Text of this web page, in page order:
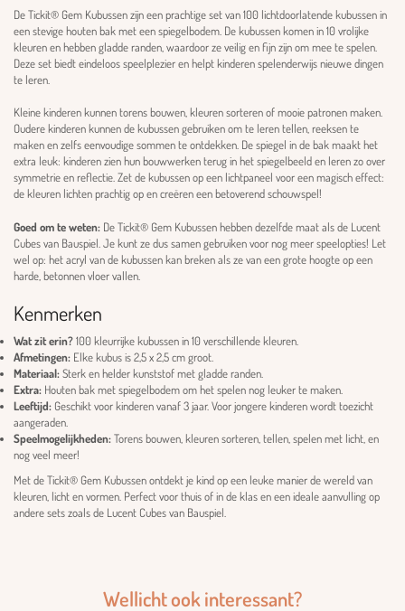
De Tickit® Gem Kubussen zijn een prachtige set van 100 lichtdoorlatende kubussen in
een stevige houten bak met een spiegelbodem. De kubussen komen in 10 vrolijke
kleuren en hebben gladde randen, waardoor ze veilig en fijn zijn om mee te spelen.
Deze set biedt eindeloos speelplezier en helpt kinderen spelenderwijs nieuwe dingen
te leren.
Kleine kinderen kunnen torens bouwen, kleuren sorteren of mooie patronen maken.
Oudere kinderen kunnen de kubussen gebruiken om te leren tellen, reeksen te
maken en zelfs eenvoudige sommen te ontdekken. De spiegel in de bak maakt het
extra leuk: kinderen zien hun bouwwerken terug in het spiegelbeeld en leren zo over
symmetrie en reflectie. Zet de kubussen op een lichtpaneel voor een magisch effect:
de kleuren lichten prachtig op en creëren een betoverend schouwspel!
Goed om te weten: De Tickit® Gem Kubussen hebben dezelfde maat als de Lucent
Cubes van Bauspiel. Je kunt ze dus samen gebruiken voor nog meer speelopties! Let
wel op: het acryl van de kubussen kan breken als ze van een grote hoogte op een
harde, betonnen vloer vallen.
Kenmerken
Wat zit erin?100 kleurrijke kubussen in 10 verschillende kleuren.
Afmetingen: Elke kubus is 2,5 x 2,5 cm groot.
Materiaal:Sterk en helder kunststof met gladde randen.
Extra: Houten bak met spiegelbodem om het spelen nog leuker te maken.
Leeftijd: Geschikt voor kinderen vanaf 3 jaar. Voor jongere kinderen wordt toezicht
aangeraden.
Speelmogelijkheden:Torens bouwen, kleuren sorteren, tellen, spelen met licht, en
nog veel meer!
Met de Tickit® Gem Kubussen ontdekt je kind op een leuke manier de wereld van
kleuren, licht en vormen. Perfect voor thuis of in de klas en een ideale aanvulling op
andere sets zoals de Lucent Cubes van Bauspiel.
Wellicht ook interessant?